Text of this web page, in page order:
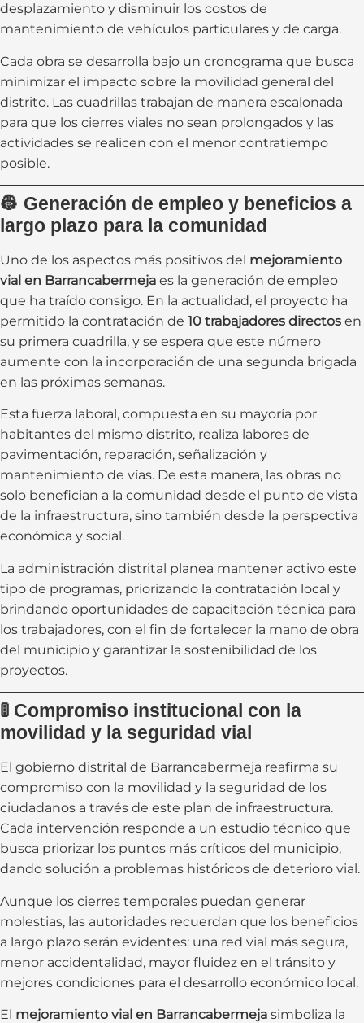
desplazamiento y disminuir los costos de
mantenimiento de vehículos particulares y de carga.
Cada obra se desarrolla bajo un cronograma que busca
minimizar el impacto sobre la movilidad general del
distrito. Las cuadrillas trabajan de manera escalonada
para que los cierres viales no sean prolongados y las
actividades se realicen con el menor contratiempo
posible.
👷 Generación de empleo y beneficios a
largo plazo para la comunidad
Uno de los aspectos más positivos del mejoramiento
vial en Barrancabermeja es la generación de empleo
que ha traído consigo. En la actualidad, el proyecto ha
permitido la contratación de 10 trabajadores directos en
su primera cuadrilla, y se espera que este número
aumente con la incorporación de una segunda brigada
en las próximas semanas.
Esta fuerza laboral, compuesta en su mayoría por
habitantes del mismo distrito, realiza labores de
pavimentación, reparación, señalización y
mantenimiento de vías. De esta manera, las obras no
solo benefician a la comunidad desde el punto de vista
de la infraestructura, sino también desde la perspectiva
económica y social.
La administración distrital planea mantener activo este
tipo de programas, priorizando la contratación local y
brindando oportunidades de capacitación técnica para
los trabajadores, con el fin de fortalecer la mano de obra
del municipio y garantizar la sostenibilidad de los
proyectos.
🚦 Compromiso institucional con la
movilidad y la seguridad vial
El gobierno distrital de Barrancabermeja reafirma su
compromiso con la movilidad y la seguridad de los
ciudadanos a través de este plan de infraestructura.
Cada intervención responde a un estudio técnico que
busca priorizar los puntos más críticos del municipio,
dando solución a problemas históricos de deterioro vial.
Aunque los cierres temporales puedan generar
molestias, las autoridades recuerdan que los beneficios
a largo plazo serán evidentes: una red vial más segura,
menor accidentalidad, mayor fluidez en el tránsito y
mejores condiciones para el desarrollo económico local.
El mejoramiento vial en Barrancabermeja simboliza la